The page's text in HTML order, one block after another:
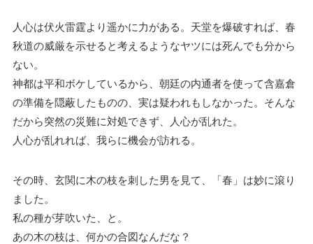
人心は伏火雷霆より遥かに力がある。天堂を爆破すれば、春
秋道の威厳を示せると考えるようなヤツには死んでも分から
ない。
神都は平和ボケしているから、朝廷の内通者を使って含嘉倉
の準備を隠蔽したものの、実は疑われもしなかった。そんな
だから突然の災難に対処できず、人心が乱れた。
人心が乱れれば、我らに機会が訪れる。
その時、玄関に木の枝を刺した男を見て、「春」は妙に滾り
ました。
私の種が芽吹いた、と。
あの木の枝は、何かの合図なんだな？